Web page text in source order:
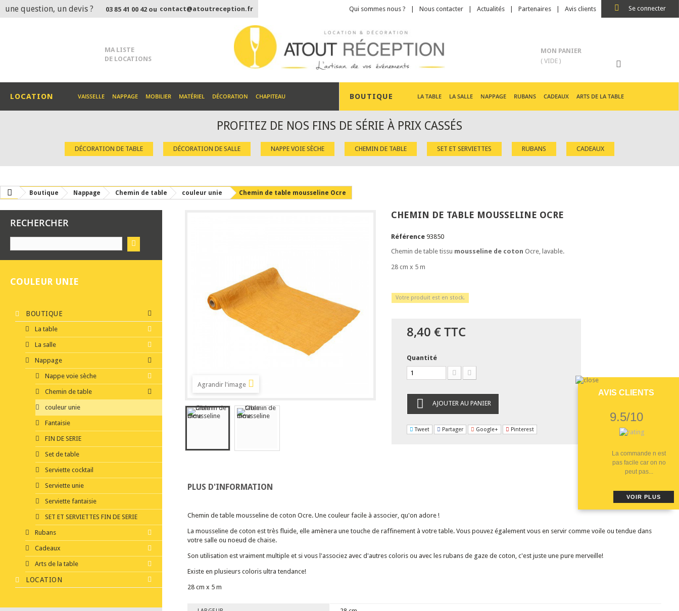
Se connecter
Qui sommes nous ? Nous contacter Actualités Partenaires Avis clients
une question, un devis ? 03 85 41 00 42 ou contact@atoutreception.fr
MA LISTE
DE LOCATIONS
MON PANIER
( VIDE )
LOCATION VAISSELLE NAPPAGE MOBILIER MATÉRIEL DÉCORATION CHAPITEAU BOUTIQUE LA TABLE LA SALLE NAPPAGE RUBANS CADEAUX ARTS DE LA TABLE
PROFITEZ DE NOS FINS DE SÉRIE À PRIX CASSÉS
DÉCORATION DE TABLE DÉCORATION DE SALLE NAPPE VOIE SÈCHE CHEMIN DE TABLE SET ET SERVIETTES RUBANS CADEAUX
Boutique Nappage Chemin de table couleur unie Chemin de table mousseline Ocre
RECHERCHER
COULEUR UNIE
BOUTIQUE
La table
La salle
Nappage
Nappe voie sèche
Chemin de table
couleur unie
Fantaisie
FIN DE SERIE
Set de table
Serviette cocktail
Serviette unie
Serviette fantaisie
SET ET SERVIETTES FIN DE SERIE
Rubans
Cadeaux
Arts de la table
LOCATION
Agrandir l'image
CHEMIN DE TABLE MOUSSELINE OCRE
Référence 93850
Chemin de table tissu mousseline de coton Ocre, lavable.
28 cm x 5 m
Votre produit est en stock.
8,40 €TTC
Quantité
AJOUTER AU PANIER
Tweet Partager Google+ Pinterest
PLUS D'INFORMATION
Chemin de table mousseline de coton Ocre. Une couleur facile à associer, qu'on adore !
La mousseline de coton est très fluide, elle amènera une touche de raffinement à votre table. Vous pouvez également vous en servir comme voile ou tendue dans
votre salle ou noeud de chaise.
Son utilisation est vraiment multiple et si vous l'associez avec d'autres coloris ou avec les rubans de gaze de coton, c'est juste une pure merveille!
Existe en plusieurs coloris ultra tendance!
28 cm x 5 m
AVIS CLIENTS
9.5/10
La commande n est
pas facile car on no
peut pas...
VOIR PLUS